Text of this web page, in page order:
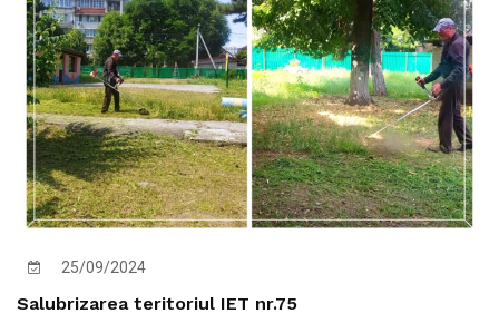
25/09/2024
Salubrizarea teritoriul IET nr.75